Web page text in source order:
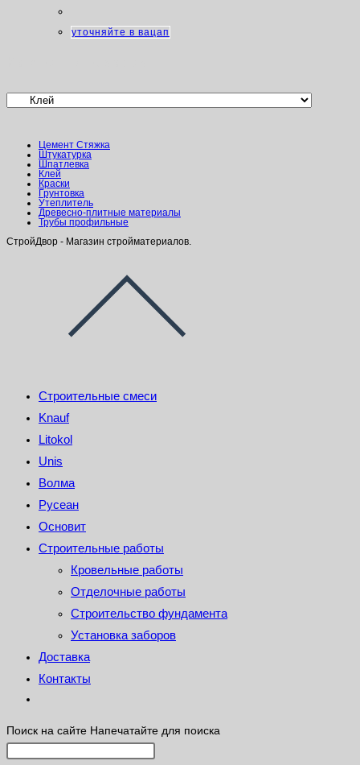
уточняйте в вацап
Цемент Стяжка
Штукатурка
Шпатлевка
Клей
Краски
Грунтовка
Утеплитель
Древесно-плитные материалы
Трубы профильные
СтройДвор - Магазин стройматериалов.
Строительные смеси
Knauf
Litokol
Unis
Волма
Русеан
Основит
Строительные работы
Кровельные работы
Отделочные работы
Строительство фундамента
Установка заборов
Доставка
Контакты
Поиск на сайте Напечатайте для поиска